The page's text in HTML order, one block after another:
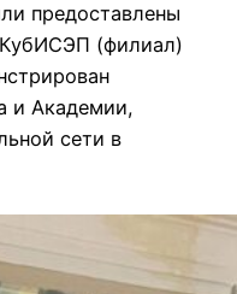
предоставлены
(филиал)
и Академии,
сети в